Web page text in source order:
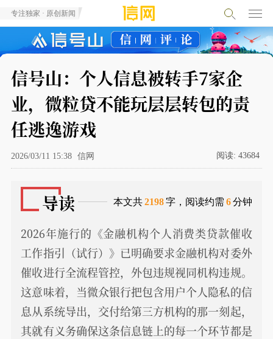
专注独家 · 原创新闻
信号山：个人信息被转手7家企
业，微粒贷不能玩层层转包的责
任逃逸游戏
2026/03/11 15:38 信网 阅读: 43684
导读 本文共2198字，阅读约需 6分钟
2026年施行的《金融机构个人消费类贷款催收
工作指引（试行）》已明确要求金融机构对委外
催收进行全流程管控，外包违规视同机构违规。
这意味着，当微众银行把包含用户个人隐私的信
息从系统导出，交付给第三方机构的那一刻起，
其就有义务确保这条信息链上的每一个环节都是